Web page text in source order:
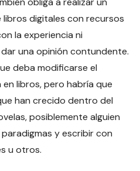
digitales con recursos
la experiencia ni
una opinión contundente.
deba modificarse el
libros, pero habría que
han crecido dentro del
posiblemente alguien
y escribir con
u otros.